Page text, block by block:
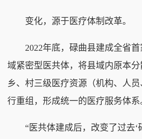
变化，源于医疗体制改革。
2022年底，碌曲县建成全省首
域紧密型医共体，将县域内原本分
乡、村三级医疗资源（机构、人
行重组，形成统一的医疗服务体系
“医共体建成后，改变了过去‘